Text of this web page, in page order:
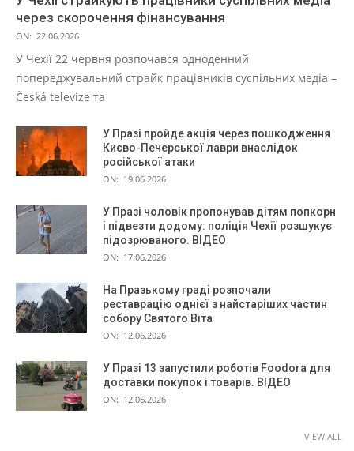
через скорочення фінансування
ON: 22.06.2026
У Чехії 22 червня розпочався одноденний
попереджувальний страйк працівників суспільних медіа –
Česká televize та
У Празі пройде акція через пошкодження
Києво-Печерської лаври внаслідок
російської атаки
ON: 19.06.2026
У Празі чоловік пропонував дітям попкорн
і підвезти додому: поліція Чехії розшукує
підозрюваного. ВІДЕО
ON: 17.06.2026
На Празькому граді розпочали
реставрацію однієї з найстаріших частин
собору Святого Віта
ON: 12.06.2026
У Празі 13 запустили роботів Foodora для
доставки покупок і товарів. ВІДЕО
ON: 12.06.2026
VIEW ALL